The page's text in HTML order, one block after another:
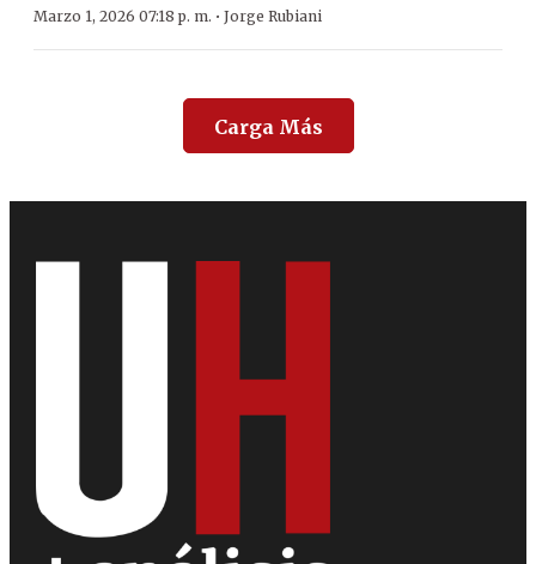
Marzo 1, 2026 07:18 p. m. · Jorge Rubiani
Carga Más